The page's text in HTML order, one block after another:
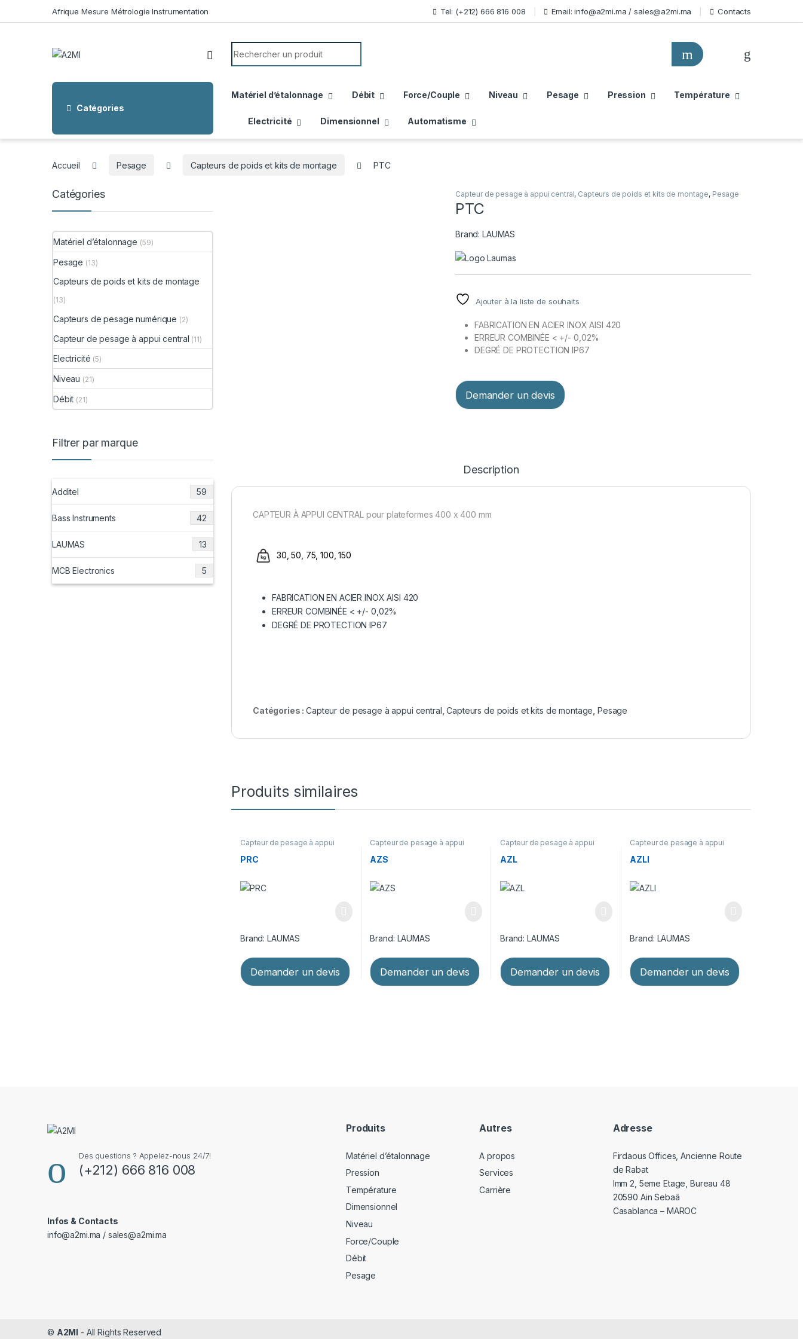
Afrique Mesure Métrologie Instrumentation Tel: (+212) 666 816 008 Email: info@a2mi.ma / sales@a2mi.ma Contacts
Search for:
Catégories
Matériel d’étalonnage Débit Force/Couple Niveau Pesage Pression Température
Electricité Dimensionnel Automatisme
Accueil Pesage Capteurs de poids et kits de montage PTC
Capteur de pesage à appui central, Capteurs de poids et kits de montage, Pesage
PTC
Brand:LAUMAS
Ajouter à la liste de souhaits
FABRICATION EN ACIER INOX AISI 420
ERREUR COMBINÉE < +/- 0,02%
DEGRÉ DE PROTECTION IP67
Demander un devis
Description
CAPTEUR À APPUI CENTRAL pour plateformes 400 x 400 mm
30, 50, 75, 100, 150
FABRICATION EN ACIER INOX AISI 420
ERREUR COMBINÉE < +/- 0,02%
DEGRÉ DE PROTECTION IP67
Catégories :Capteur de pesage à appui central ,Capteurs de poids et kits de montage ,Pesage
Produits similaires
Capteur de pesage à appui
central
Capteurs de poids et
kits de montage
PRC
Brand:LAUMAS
Demander un devis
Capteur de pesage à appui
central
Capteurs de poids et
kits de montage
AZS
Brand: LAUMAS
Demander un devis
Capteur de pesage à appui
central
Capteurs de poids et
kits de montage
AZL
Brand:LAUMAS
Demander un devis
Capteur de pesage à appui
central
Capteurs de poids et
kits de montage
AZLI
Brand: LAUMAS
Demander un devis
Catégories
Matériel d’étalonnage (59)
Pesage (13)
Capteurs de poids et kits de montage
(13)
Capteurs de pesage numérique (2)
Capteur de pesage à appui central (11)
Electricité (5)
Niveau (21)
Débit (21)
Filtrer par marque
Additel 59
Bass Instruments 42
LAUMAS 13
MCB Electronics 5
Des questions ? Appelez-nous 24/7!
(+212) 666 816 008
Infos & Contacts
info@a2mi.ma / sales@a2mi.ma
Produits
Matériel d’étalonnage
Pression
Température
Dimensionnel
Niveau
Force/Couple
Débit
Pesage
Autres
A propos
Services
Carrière
Adresse
Firdaous Offices, Ancienne Route
de Rabat
Imm 2, 5eme Etage, Bureau 48
20590 Ain Sebaâ
Casablanca – MAROC
© A2MI - All Rights Reserved